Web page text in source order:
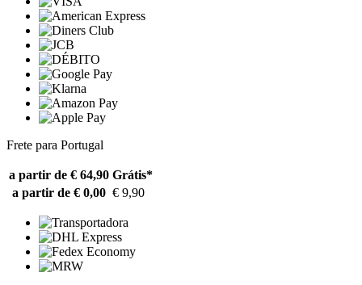
Frete para Portugal
a partir de € 64,90 Grátis*
a partir de € 0,00 € 9,90